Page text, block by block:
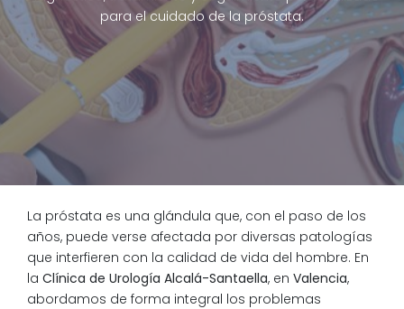
para el cuidado de la próstata.
La próstata es una glándula que, con el paso de los
años, puede verse afectada por diversas patologías
que interfieren con la calidad de vida del hombre. En
la Clínica de Urología Alcalá-Santaella, en Valencia,
abordamos de forma integral los problemas